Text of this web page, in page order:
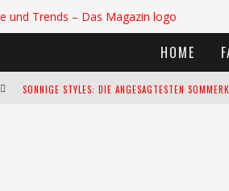
HOME
SONNIGE STYLES: DIE ANGESAGTESTEN